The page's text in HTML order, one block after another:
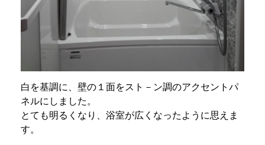
白を基調に、壁の１面をスト－ン調のアクセントパ
ネルにしました。
とても明るくなり、浴室が広くなったように思えま
す。